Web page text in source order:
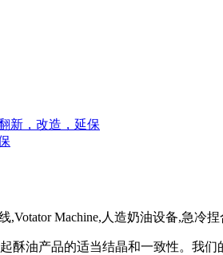
新，改造，延保
油产品的适当结晶和一致性。我